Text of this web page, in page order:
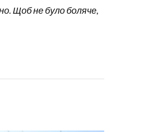
Щоб не було боляче,